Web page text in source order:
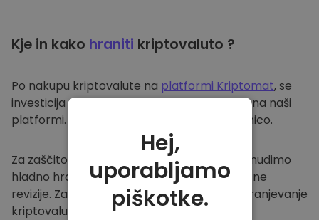
Kje in kako hraniti kriptovaluto ?
Po nakupu kriptovalute na platformi Kriptomat, se
investicija prenese v vašo varno denarnico na naši
platformi. Vsak uporabnik ima svojo denarnico.
Za zaščito naših strank in njihovih sredstev nudimo
hladno hrambo ter redno izvajamo varnostne
revizije. Zato je naša platforma varna za shranjevanje
kriptovalute in ostalih kripto naložb.
Hej,
uporabljamo
piškotke.